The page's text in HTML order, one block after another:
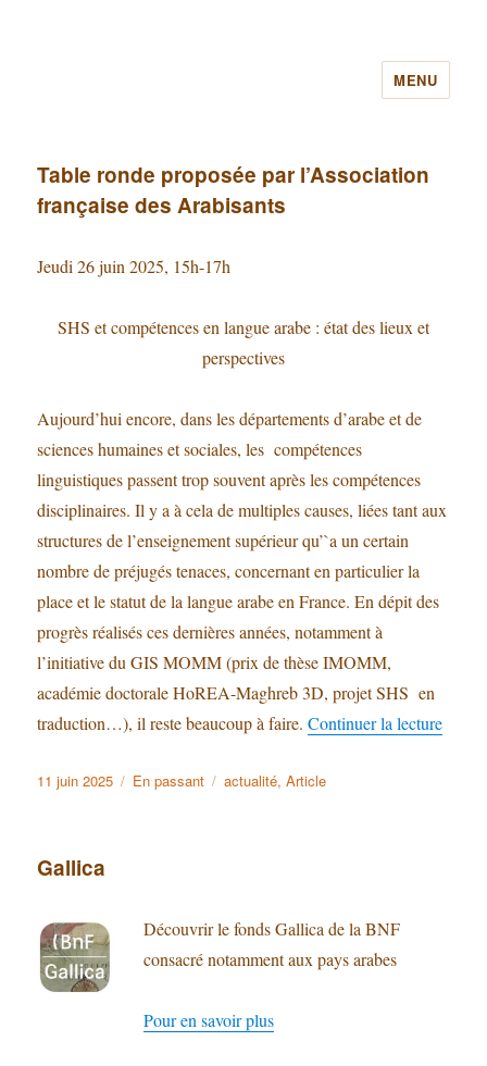
MENU
Table ronde proposée par l’Association
française des Arabisants
Jeudi 26 juin 2025, 15h-17h
SHS et compétences en langue arabe : état des lieux et
perspectives
Aujourd’hui encore, dans les départements d’arabe et de
sciences humaines et sociales, les compétences
linguistiques passent trop souvent après les compétences
disciplinaires. Il y a à cela de multiples causes, liées tant aux
structures de l’enseignement supérieur qu’`a un certain
nombre de préjugés tenaces, concernant en particulier la
place et le statut de la langue arabe en France. En dépit des
progrès réalisés ces dernières années, notamment à
l’initiative du GIS MOMM (prix de thèse IMOMM,
académie doctorale HoREA-Maghreb 3D, projet SHS en
traduction…), il reste beaucoup à faire.Continuer la lecture
Publié
11 juin 2025 Format
En passant Catégories
actualité,Article
Gallica
Découvrir le fonds Gallica de la BNF
consacré notamment aux pays arabes
Pour en savoir plus